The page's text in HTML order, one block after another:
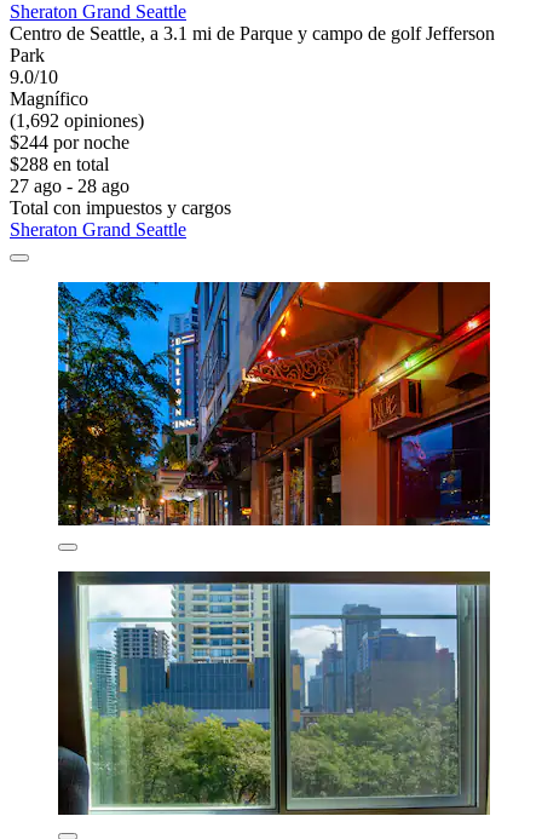
Sheraton Grand Seattle
Centro de Seattle, a 3.1 mi de Parque y campo de golf Jefferson
Park
9.0/10
Magnífico
(1,692 opiniones)
$244 por noche
$288 en total
27 ago - 28 ago
Total con impuestos y cargos
Sheraton Grand Seattle